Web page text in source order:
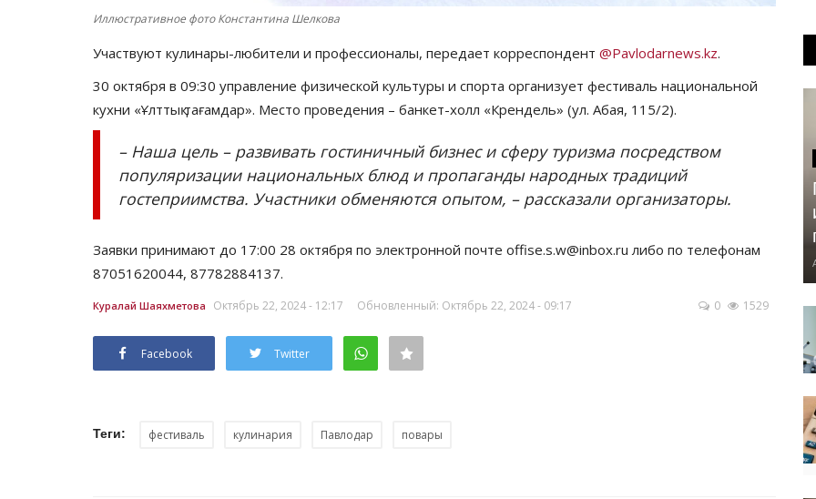
Иллюстративное фото Константина Шелкова
Участвуют кулинары-любители и профессионалы, передает корреспондент @Pavlodarnews.kz.
30 октября в 09:30 управление физической культуры и спорта организует фестиваль национальной
кухни «Ұлттық тағамдар». Место проведения – банкет-холл «Крендель» (ул. Абая, 115/2).
– Наша цель – развивать гостиничный бизнес и сферу туризма посредством
популяризации национальных блюд и пропаганды народных традиций
гостеприимства. Участники обменяются опытом, – рассказали организаторы.
Заявки принимают до 17:00 28 октября по электронной почте offise.s.w@inbox.ru либо по телефонам
87051620044, 87782884137.
Куралай Шаяхметова Октябрь 22, 2024 - 12:17 Обновленный: Октябрь 22, 2024 - 09:17 0 1529
Facebook Twitter
Теги: фестиваль кулинария Павлодар повары